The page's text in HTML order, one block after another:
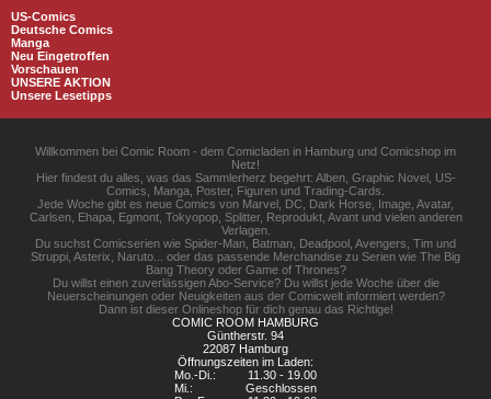
US-Comics
Deutsche Comics
Manga
Neu Eingetroffen
Vorschauen
UNSERE AKTION
Unsere Lesetipps
Willkommen bei Comic Room - dem Comicladen in Hamburg und Comicshop im
Netz!
Hier findest du alles, was das Sammlerherz begehrt: Alben, Graphic Novel, US-
Comics, Manga, Poster, Figuren und Trading-Cards.
Jede Woche gibt es neue Comics von Marvel, DC, Dark Horse, Image, Avatar,
Carlsen, Ehapa, Egmont, Tokyopop, Splitter, Reprodukt, Avant und vielen anderen
Verlagen.
Du suchst Comicserien wie Spider-Man, Batman, Deadpool, Avengers, Tim und
Struppi, Asterix, Naruto... oder das passende Merchandise zu Serien wie The Big
Bang Theory oder Game of Thrones?
Du willst einen zuverlässigen Abo-Service? Du willst jede Woche über die
Neuerscheinungen oder Neuigkeiten aus der Comicwelt informiert werden?
Dann ist dieser Onlineshop für dich genau das Richtige!
COMIC ROOM HAMBURG
Güntherstr. 94
22087 Hamburg
Öffnungszeiten im Laden:
Mo.-Di.:
11.30 - 19.00
Mi.:
Geschlossen